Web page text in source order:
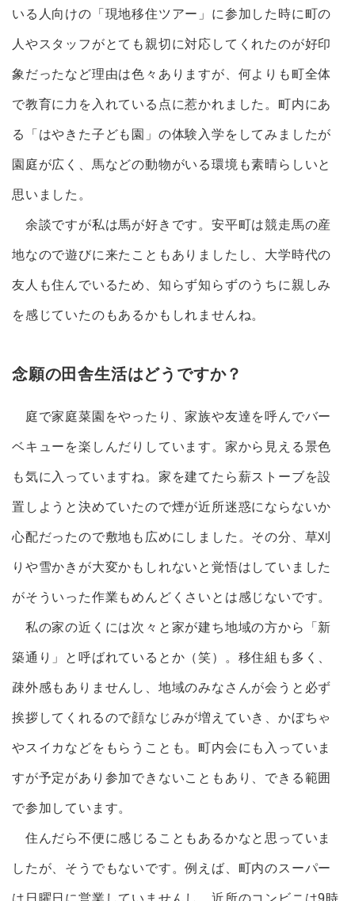
いる人向けの「現地移住ツアー」に参加した時に町の
人やスタッフがとても親切に対応してくれたのが好印
象だったなど理由は色々ありますが、何よりも町全体
で教育に力を入れている点に惹かれました。町内にあ
る「はやきた子ども園」の体験入学をしてみましたが
園庭が広く、馬などの動物がいる環境も素晴らしいと
思いました。
余談ですが私は馬が好きです。安平町は競走馬の産
地なので遊びに来たこともありましたし、大学時代の
友人も住んでいるため、知らず知らずのうちに親しみ
を感じていたのもあるかもしれませんね。
念願の田舎生活はどうですか？
庭で家庭菜園をやったり、家族や友達を呼んでバー
ベキューを楽しんだりしています。家から見える景色
も気に入っていますね。家を建てたら薪ストーブを設
置しようと決めていたので煙が近所迷惑にならないか
心配だったので敷地も広めにしました。その分、草刈
りや雪かきが大変かもしれないと覚悟はしていました
がそういった作業もめんどくさいとは感じないです。
私の家の近くには次々と家が建ち地域の方から「新
築通り」と呼ばれているとか（笑）。移住組も多く、
疎外感もありませんし、地域のみなさんが会うと必ず
挨拶してくれるので顔なじみが増えていき、かぼちゃ
やスイカなどをもらうことも。町内会にも入っていま
すが予定があり参加できないこともあり、できる範囲
で参加しています。
住んだら不便に感じることもあるかなと思っていま
したが、そうでもないです。例えば、町内のスーパー
は日曜日に営業していませんし、近所のコンビニは9時